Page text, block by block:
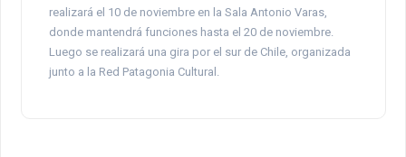
realizará el 10 de noviembre en la Sala Antonio Varas,
donde mantendrá funciones hasta el 20 de noviembre.
Luego se realizará una gira por el sur de Chile, organizada
junto a la Red Patagonia Cultural.